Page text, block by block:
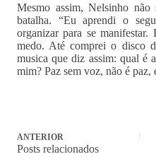
Mesmo assim, Nelsinho não
batalha. “Eu aprendi o
organizar para se
medo. Até comprei o disco
musica que diz assim: qual é
mim? Paz sem voz, não é paz,
ANTERIOR
Posts relacionados